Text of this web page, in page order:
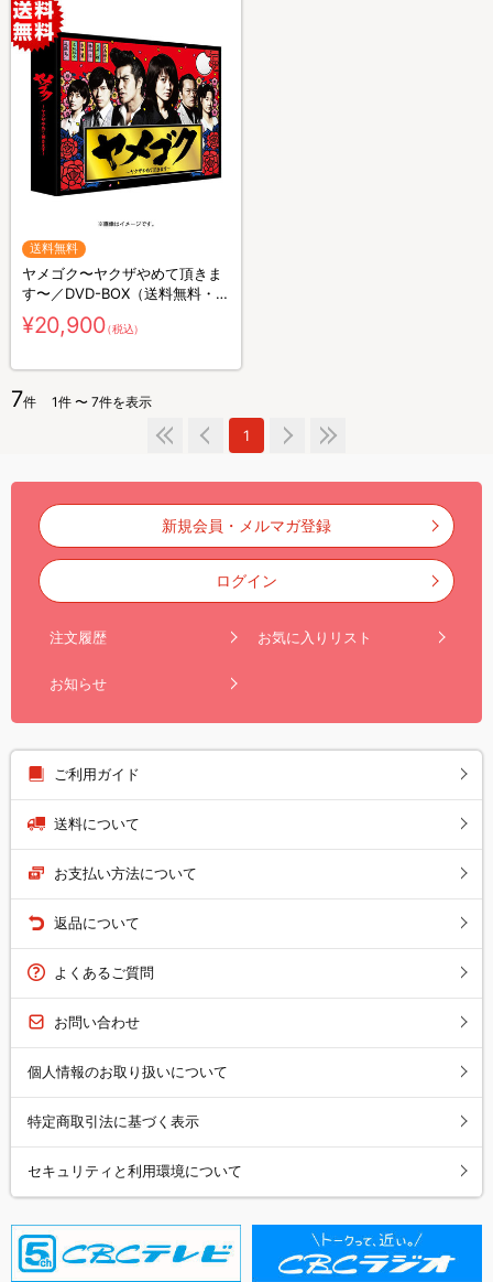
送料無料
ヤメゴク〜ヤクザやめて頂きま
す〜／DVD-BOX（送料無料・6
枚組）
¥20,900（税込）
7件 1件 〜 7件を表示
1
新規会員・メルマガ登録
ログイン
注文履歴 お気に入りリスト
お知らせ
ご利用ガイド
送料について
お支払い方法について
返品について
よくあるご質問
お問い合わせ
個人情報のお取り扱いについて
特定商取引法に基づく表示
セキュリティと利用環境について